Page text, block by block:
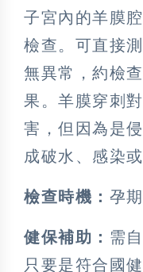
子宮內的羊膜
檢查。可直接
無異常，約檢
果。羊膜穿刺
害，但因為是
成破水、感染
檢查時機： 孕
健保補助： 需
只要是符合國